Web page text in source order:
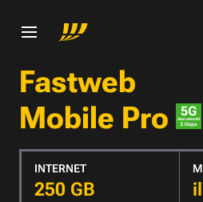
Fastweb
Mobile Pro
INTERNET
250 GB